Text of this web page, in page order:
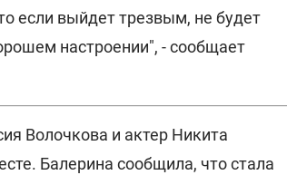
если выйдет трезвым, не будет
настроении", - сообщает
Волочкова и актер Никита
Балерина сообщила, что стала